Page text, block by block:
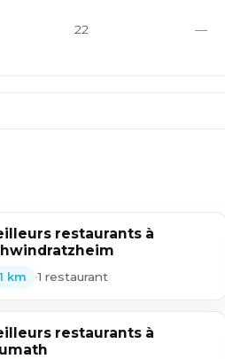
22 —
restaurants à
km •1 restaurant
restaurants à